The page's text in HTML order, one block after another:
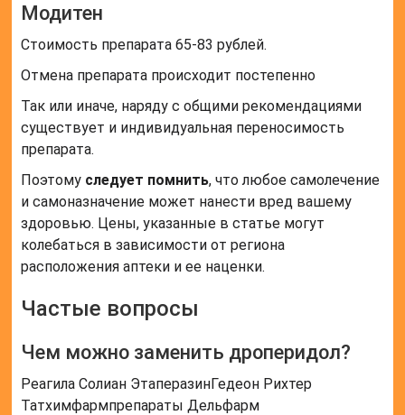
Модитен
Стоимость препарата 65-83 рублей.
Отмена препарата происходит постепенно
Так или иначе, наряду с общими рекомендациями
существует и индивидуальная переносимость
препарата.
Поэтому следует помнить, что любое самолечение
и самоназначение может нанести вред вашему
здоровью. Цены, указанные в статье могут
колебаться в зависимости от региона
расположения аптеки и ее наценки.
Частые вопросы
Чем можно заменить дроперидол?
Реагила Солиан ЭтаперазинГедеон Рихтер
Татхимфармпрепараты Дельфарм